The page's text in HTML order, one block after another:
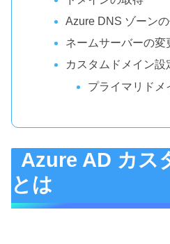
Azure DNS ゾーン
ネームサーバーの変
カスタムドメイン設
プライマリドメ
Azure AD カス
とは